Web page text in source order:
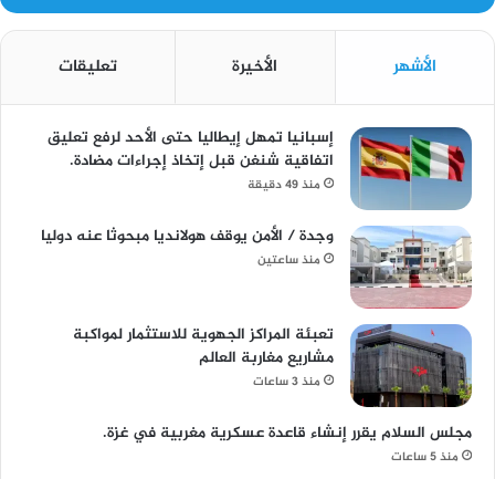
الأشهر الأخيرة تعليقات
إسبانيا تمهل إيطاليا حتى الأحد لرفع تعليق
اتفاقية شنغن قبل إتخاذ إجراءات مضادة.
منذ 49 دقيقة
وجدة / الأمن يوقف هولانديا مبحوثا عنه دوليا
منذ ساعتين
تعبئة المراكز الجهوية للاستثمار لمواكبة
مشاريع مغاربة العالم
منذ 3 ساعات
مجلس السلام يقرر إنشاء قاعدة عسكرية مغربية في غزة.
منذ 5 ساعات